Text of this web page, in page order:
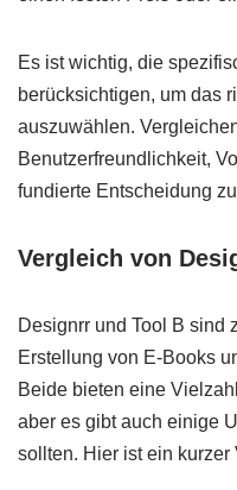
Es ist wichtig, die
berücksichtigen, um das
auszuwählen.
Benutzerfreundlichkeit,
fundierte Entscheidung
Vergleich von
Designrr und Tool B sind
Erstellung von E-Books
Beide bieten eine
aber es gibt auch einige
sollten. Hier ist ein kurzer